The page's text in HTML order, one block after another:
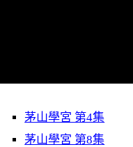
茅山學宮 第4集
茅山學宮 第8集